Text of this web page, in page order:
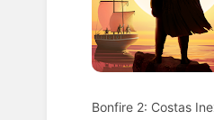
Bonfire 2: Costas